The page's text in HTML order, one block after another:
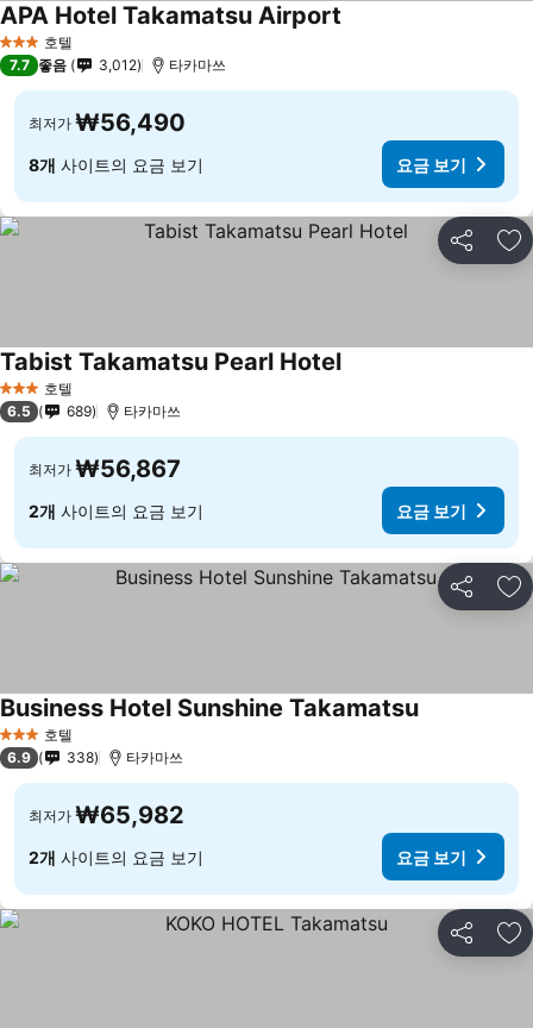
3 성급 호텔
APA Hotel Takamatsu Airport
7.7 좋음 3,012 타카마쓰
최저가 ₩56,490
8개 사이트의 요금 보기 요금 보기
공유 즐
3 성급 호텔
Tabist Takamatsu Pearl Hotel요금 보기
6.5 689 타카마쓰
최저가 ₩56,867
2개 사이트의 요금 보기 요금 보기
공유 즐
3 성급 호텔
Business Hotel Sunshine Takamatsu요금 보기
6.9 338 타카마쓰
최저가 ₩65,982
2개 사이트의 요금 보기 요금 보기
공유 즐